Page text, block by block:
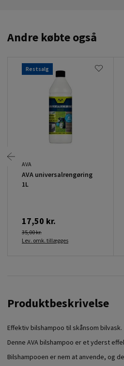
Andre købte også
Restsalg
AVA
AVA universalrengøring
1L
17,50 kr.
35,00 kr.
Lev. omk. tillægges
Produktbeskrivelse
Effektiv bilshampoo til skånsom bilvask.
Denne AVA bilshampoo er et yderst
Bilshampooen er nem at anvende, og